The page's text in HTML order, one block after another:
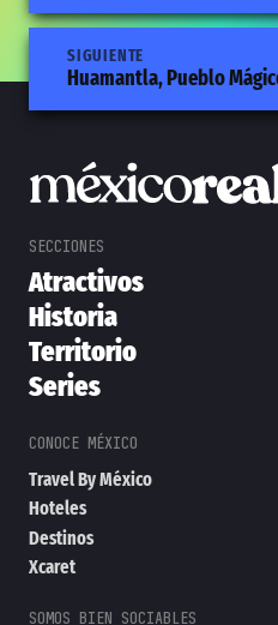
SIGUIENTE
Huamantla, Pueblo
Atractivos
Historia
Territorio
Series
Travel By México
Hoteles
Destinos
Xcaret